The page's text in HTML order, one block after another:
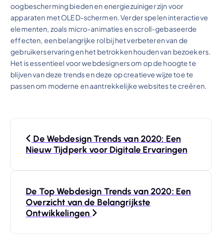
oogbescherming bieden en energiezuiniger zijn voor
apparaten met OLED-schermen. Verder spelen interactieve
elementen, zoals micro-animaties en scroll-gebaseerde
effecten, een belangrijke rol bij het verbeteren van de
gebruikerservaring en het betrokken houden van bezoekers.
Het is essentieel voor webdesigners om op de hoogte te
blijven van deze trends en deze op creatieve wijze toe te
passen om moderne en aantrekkelijke websites te creëren.
De Webdesign Trends van 2020: Een
Nieuw Tijdperk voor Digitale Ervaringen
De Top Webdesign Trends van 2020: Een
Overzicht van de Belangrijkste
Ontwikkelingen